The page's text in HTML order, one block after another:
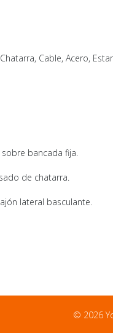
Cable, Acero,
bancada fija.
de chatarra.
lateral basculante.
© 2026